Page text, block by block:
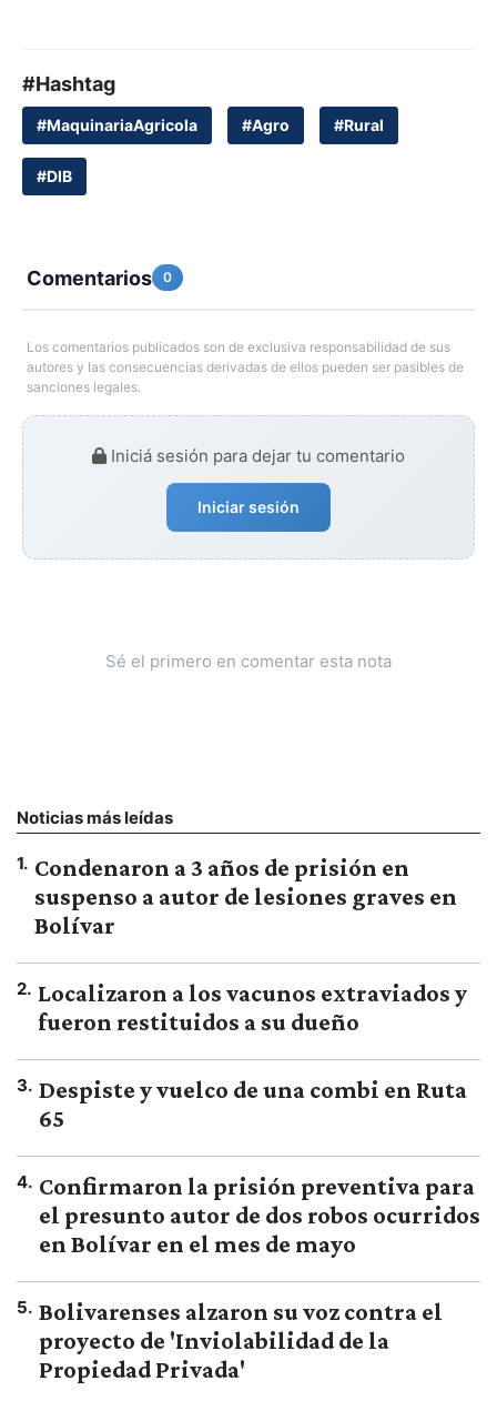
#Hashtag
#MaquinariaAgricola #Agro #Rural
#DIB
Comentarios 0
Los comentarios publicados son de exclusiva responsabilidad de sus
autores y las consecuencias derivadas de ellos pueden ser pasibles de
sanciones legales.
Iniciá sesión para dejar tu comentario
Iniciar sesión
Sé el primero en comentar esta nota
Noticias más leídas
1. Condenaron a 3 años de prisión en
suspenso a autor de lesiones graves en
Bolívar
2. Localizaron a los vacunos extraviados y
fueron restituidos a su dueño
3. Despiste y vuelco de una combi en Ruta
65
4. Confirmaron la prisión preventiva para
el presunto autor de dos robos ocurridos
en Bolívar en el mes de mayo
5. Bolivarenses alzaron su voz contra el
proyecto de 'Inviolabilidad de la
Propiedad Privada'